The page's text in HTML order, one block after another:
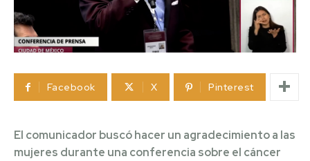
Facebook X Pinterest
El comunicador buscó hacer un agradecimiento a las
mujeres durante una conferencia sobre el cáncer